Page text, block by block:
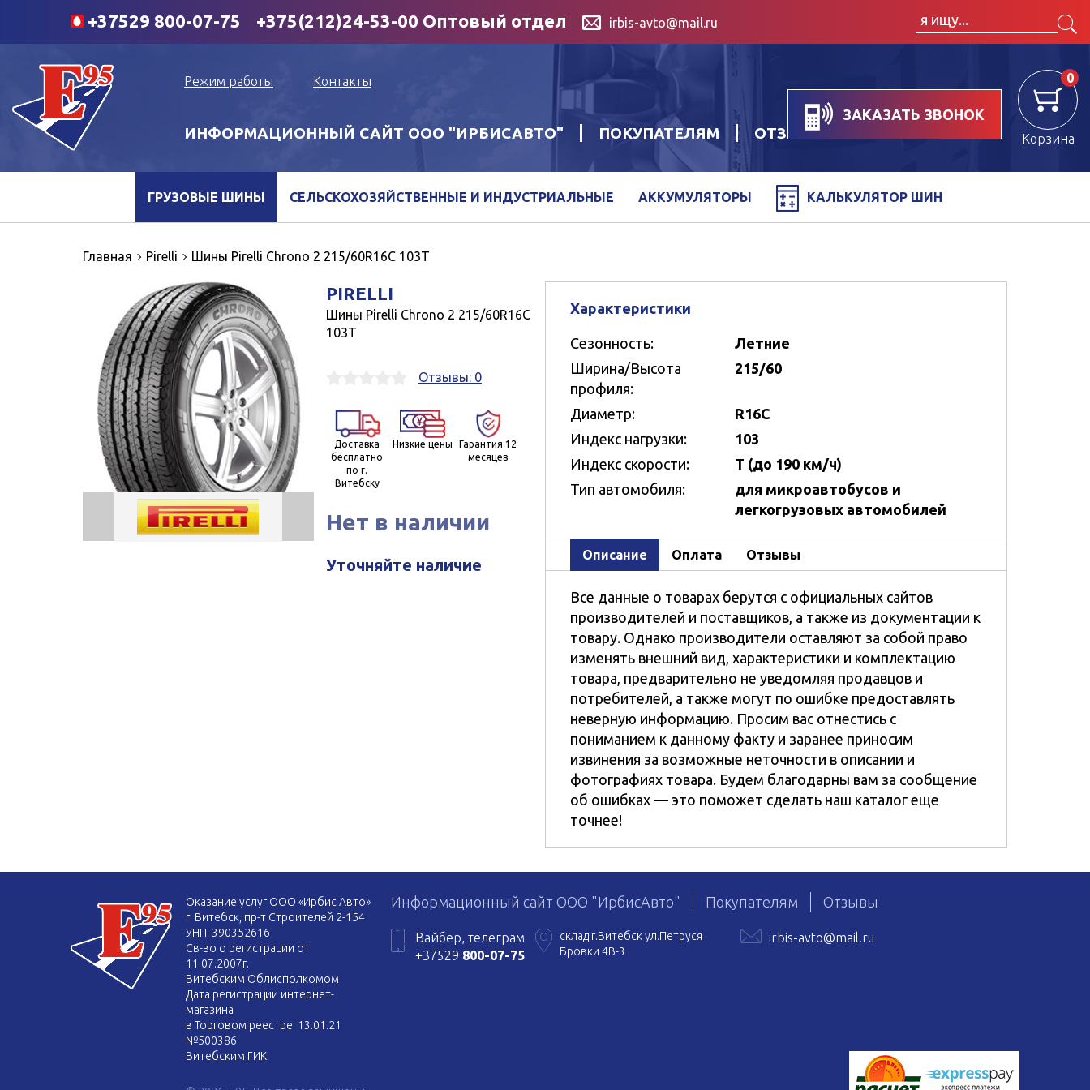
+37529 800-07-75 +375(212)24-53-00 Оптовый отдел irbis-avto@mail.ru
Режим работы Контакты
ИНФОРМАЦИОННЫЙ САЙТ ООО "ИРБИСАВТО" ПОКУПАТЕЛЯМ ОТЗЫВЫ
ЗАКАЗАТЬ ЗВОНОК
0
Корзина
ГРУЗОВЫЕ ШИНЫ СЕЛЬСКОХОЗЯЙСТВЕННЫЕ И ИНДУСТРИАЛЬНЫЕ АККУМУЛЯТОРЫ КАЛЬКУЛЯТОР ШИН
Главная Pirelli Шины Pirelli Chrono 2 215/60R16C 103T
PIRELLI
Шины Pirelli Chrono 2 215/60R16C
103T
Отзывы: 0
Доставка
бесплатно
по г.
Витебску
Низкие цены
Гарантия 12
месяцев
Нет в наличии
Уточняйте наличие
Характеристики
Сезонность:
Летние
Ширина/Высота
профиля:
215/60
Диаметр:
R16C
Индекс нагрузки:
103
Индекс скорости:
T (до 190 км/ч)
Тип автомобиля:
для микроавтобусов и
легкогрузовых автомобилей
Описание Оплата Отзывы
Все данные о товарах берутся с официальных сайтов
производителей и поставщиков, а также из документации к
товару. Однако производители оставляют за собой право
изменять внешний вид, характеристики и комплектацию
товара, предварительно не уведомляя продавцов и
потребителей, а также могут по ошибке предоставлять
неверную информацию. Просим вас отнестись с
пониманием к данному факту и заранее приносим
извинения за возможные неточности в описании и
фотографиях товара. Будем благодарны вам за сообщение
об ошибках — это поможет сделать наш каталог еще
точнее!
Оказание услуг ООО «Ирбис Авто»
г. Витебск, пр-т Строителей 2-154
УНП: 390352616
Св-во о регистрации от
11.07.2007г.
Витебским Облисполкомом
Дата регистрации интернет-
магазина
в Торговом реестре: 13.01.21
№500386
Витебским ГИК
Информационный сайт ООО "ИрбисАвто" Покупателям Отзывы
Вайбер, телеграм
+37529 800-07-75
склад г.Витебск ул.Петруся
Бровки 4В-3
irbis-avto@mail.ru